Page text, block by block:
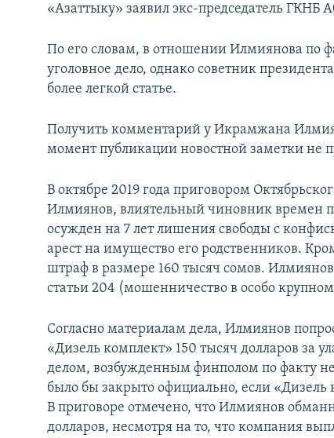
«Азаттыку» заявил экс-председатель ГКНБ
По его словам, в отношении Илмиянова по
уголовное дело, однако советник
более легкой статье.
Получить комментарий у Икрамжана
момент публикации новостной заметки не
В октябре 2019 года приговором
Илмиянов, влиятельный чиновник времен
осужден на 7 лет лишения свободы с
арест на имущество его родственников.
штраф в размере 160 тысяч сомов.
статьи 204 (мошенничество в особо
Согласно материалам дела, Илмиянов
«Дизель комплект» 150 тысяч долларов за
делом, возбужденным финполом по факту
было бы закрыто официально, если
В приговоре отмечено, что Илмиянов
долларов, несмотря на то, что компания